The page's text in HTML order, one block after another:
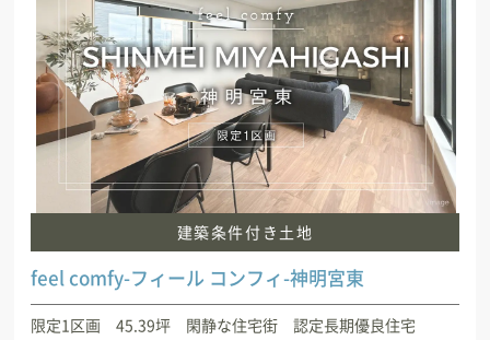
建築条件付き土地
feel comfy-フィール コンフィ-神明宮東
限定1区画 45.39坪 閑静な住宅街 認定長期優良住宅